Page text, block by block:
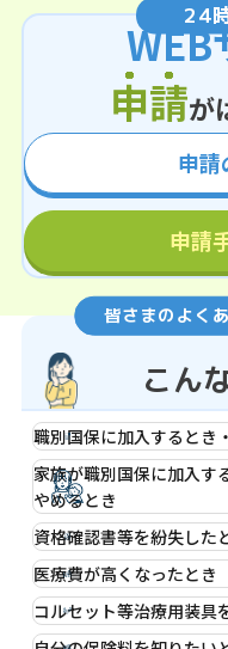
24
WEB
申請が
申請
申請
皆さまのよく
こん
職別国保に加入するとき
家族が職別国保に加入す
やめるとき
資格確認書等を紛失した
医療費が高くなったとき
コルセット等治療用装具